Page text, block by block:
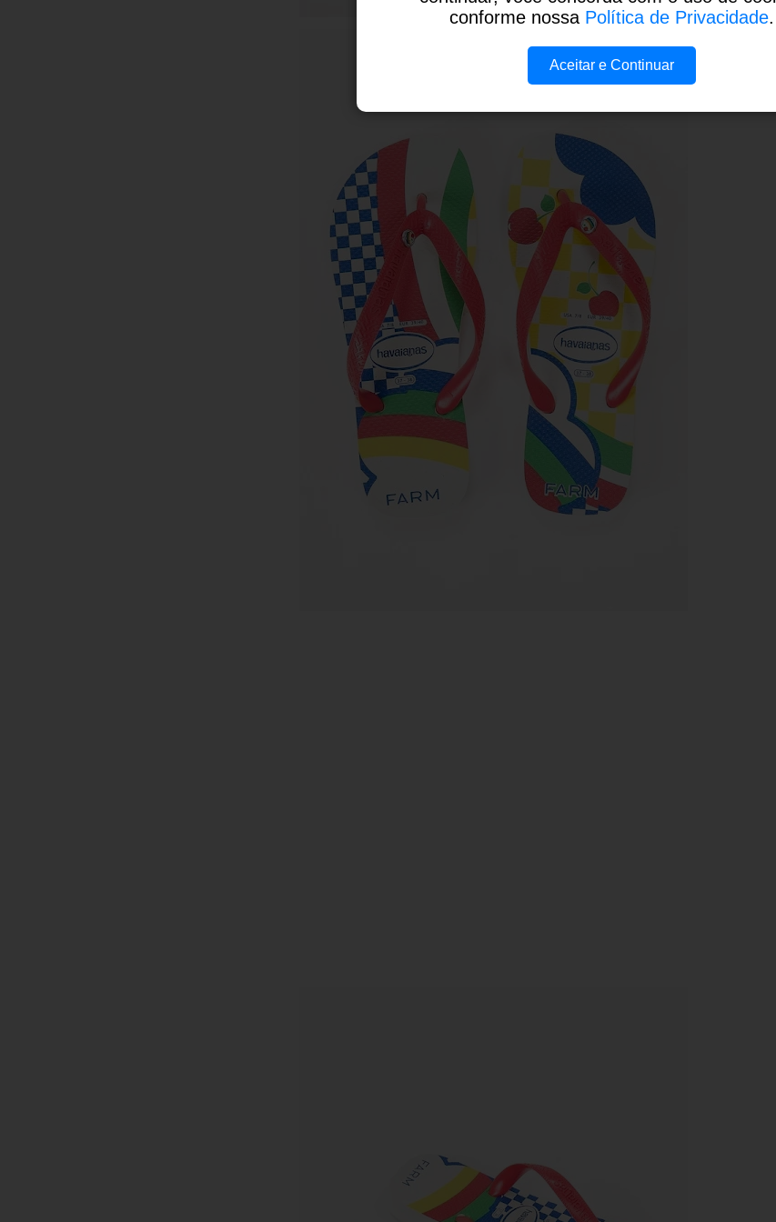
conforme nossa Política de Privacidade.
Aceitar e Continuar